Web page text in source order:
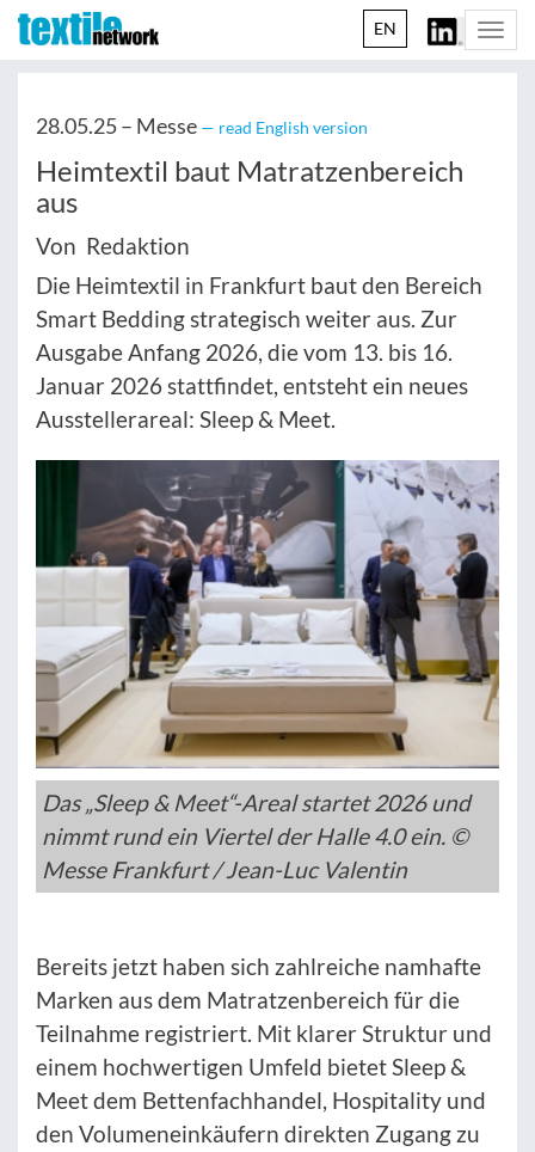
EN
28.05.25 – Messe — read English version
Heimtextil baut Matratzenbereich
aus
Von Redaktion
Die Heimtextil in Frankfurt baut den Bereich
Smart Bedding strategisch weiter aus. Zur
Ausgabe Anfang 2026, die vom 13. bis 16.
Januar 2026 stattfindet, entsteht ein neues
Ausstellerareal: Sleep & Meet.
Das „Sleep & Meet“-Areal startet 2026 und
nimmt rund ein Viertel der Halle 4.0 ein. ©
Messe Frankfurt / Jean-Luc Valentin
Bereits jetzt haben sich zahlreiche namhafte
Marken aus dem Matratzenbereich für die
Teilnahme registriert. Mit klarer Struktur und
einem hochwertigen Umfeld bietet Sleep &
Meet dem Bettenfachhandel, Hospitality und
den Volumeneinkäufern direkten Zugang zu